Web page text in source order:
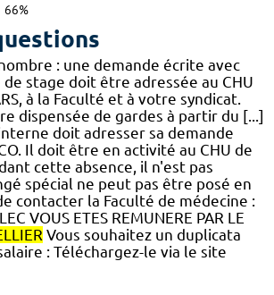
66%
: une demande écrite avec
stage doit être adressée au CHU
à la Faculté et à votre syndicat.
dispensée de gardes à partir du [...]
doit adresser sa demande
Il doit être en activité au CHU de
cette absence, il n'est pas
spécial ne peut pas être posé en
contacter la Faculté de médecine :
VOUS ETES REMUNERE PAR LE
Vous souhaitez un duplicata
: Téléchargez-le via le site